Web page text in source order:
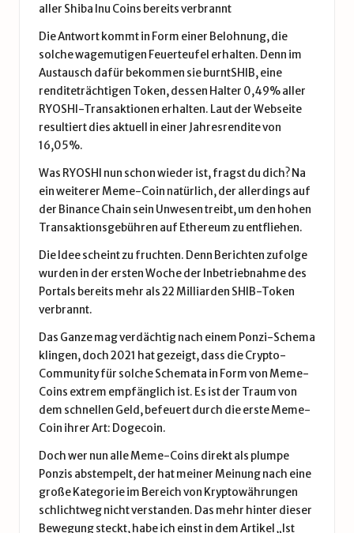
aller Shiba Inu Coins bereits verbrannt
Die Antwort kommt in Form einer Belohnung, die
solche wagemutigen Feuerteufel erhalten. Denn im
Austausch dafür bekommen sie burntSHIB, eine
renditeträchtigen Token, dessen Halter 0,49% aller
RYOSHI-Transaktionen erhalten. Laut der Webseite
resultiert dies aktuell in einer Jahresrendite von
16,05%.
Was RYOSHI nun schon wieder ist, fragst du dich? Na
ein weiterer Meme-Coin natürlich, der allerdings auf
der Binance Chain sein Unwesen treibt, um den hohen
Transaktionsgebühren auf Ethereumzu entfliehen.
Die Idee scheint zu fruchten. Denn Berichten zufolge
wurden in der ersten Woche der Inbetriebnahme des
Portals bereits mehr als 22 Milliarden SHIB-Token
verbrannt.
Das Ganze mag verdächtig nach einem Ponzi-Schema
klingen, doch 2021 hat gezeigt, dass die Crypto-
Community für solche Schemata in Form von Meme-
Coins extrem empfänglich ist. Es ist der Traum von
dem schnellen Geld, befeuert durch die erste Meme-
Coin ihrer Art: Dogecoin.
Doch wer nun alle Meme-Coins direkt als plumpe
Ponzis abstempelt, der hat meiner Meinung nach eine
große Kategorie im Bereich von Kryptowährungen
schlichtweg nicht verstanden. Das mehr hinter dieser
Bewegung steckt, habe ich einst in dem Artikel „ Ist